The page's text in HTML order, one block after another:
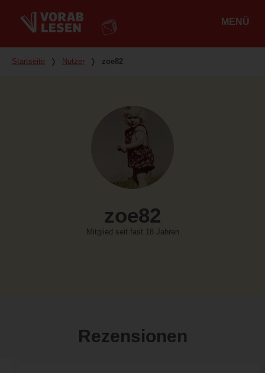
MENÜ
Du bist hier
Startseite ❭ Nutzer ❭ zoe82
zoe82
Mitglied seit fast 18 Jahren
Rezensionen